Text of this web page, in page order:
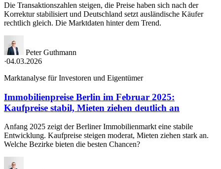
Die Transaktionszahlen steigen, die Preise haben sich nach der
Korrektur stabilisiert und Deutschland setzt ausländische Käufer
rechtlich gleich. Die Marktdaten hinter dem Trend.
Peter Guthmann
·04.03.2026
Marktanalyse für Investoren und Eigentümer
Immobilienpreise Berlin im Februar 2025:
Kaufpreise stabil, Mieten ziehen deutlich an
Anfang 2025 zeigt der Berliner Immobilienmarkt eine stabile
Entwicklung. Kaufpreise steigen moderat, Mieten ziehen stark an.
Welche Bezirke bieten die besten Chancen?